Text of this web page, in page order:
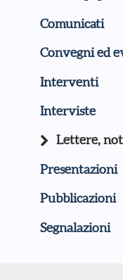
Comunicati
Convegni ed
Interventi
Interviste
Lettere,
Presentazioni
Pubblicazioni
Segnalazioni